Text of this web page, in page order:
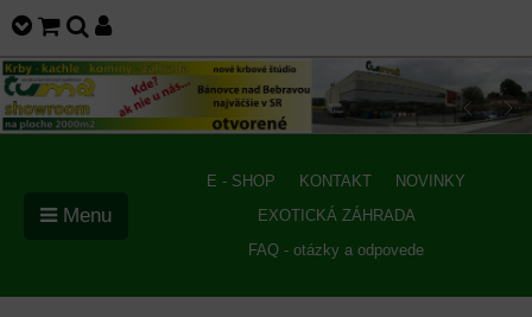
E - SHOP KONTAKT
NOVINKY
EXOTICKÁ ZÁHRADA
FAQ - otázky a odpovede
Menu